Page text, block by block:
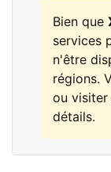
Bien que
services
n'être
régions.
ou visiter
détails.